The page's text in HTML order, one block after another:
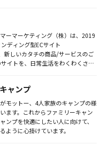
ーマーケティング（株）は、2019
ディング型ECサイト
、新しいカタチの商品/サービスのご
イトを、日常生活をわくわくさせ
ャンプ
モットー、4人家族のキャンプの様
ます。これからファミリーキャン
ンプを快適にしたい人に向けて、
ように心掛けています。